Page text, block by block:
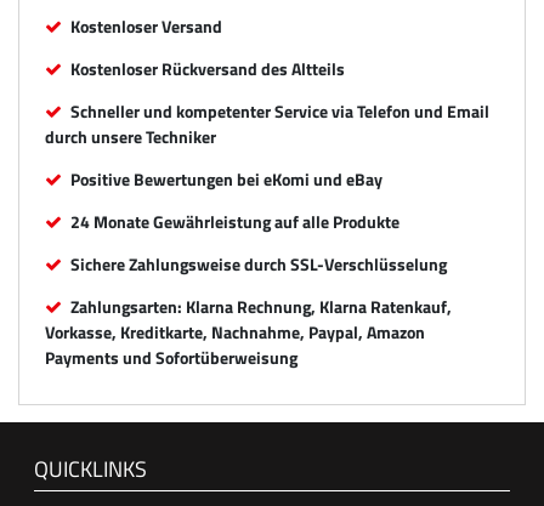
Kostenloser Versand
Kostenloser Rückversand des Altteils
Schneller und kompetenter Service via Telefon und Email
durch unsere Techniker
Positive Bewertungen bei eKomi und eBay
24 Monate Gewährleistung auf alle Produkte
Sichere Zahlungsweise durch SSL-Verschlüsselung
Zahlungsarten: Klarna Rechnung, Klarna Ratenkauf,
Vorkasse, Kreditkarte, Nachnahme, Paypal, Amazon
Payments und Sofortüberweisung
QUICKLINKS